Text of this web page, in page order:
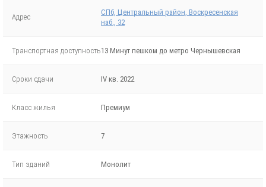
Адрес
СПб, Центральный район, Воскресенская
наб., 32
Транспортная доступность13 Минут пешком до метро Чернышевская
Сроки сдачи IV кв. 2022
Класс жилья Премиум
Этажность 7
Тип зданий Монолит